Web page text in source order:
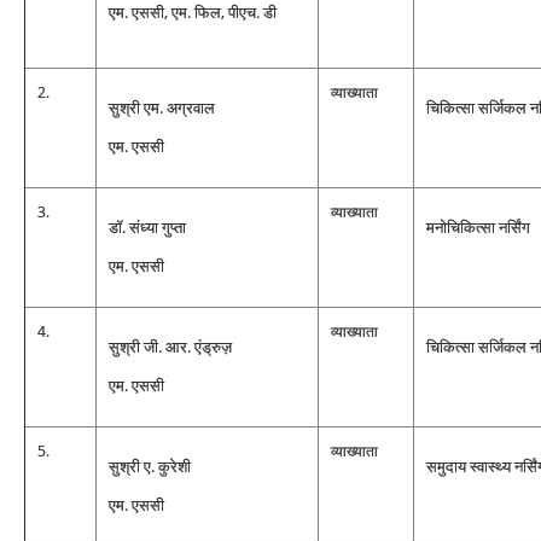
एम. एससी, एम. फिल, पीएच. डी
2.
सुश्री एम. अग्रवाल
एम. एससी
व्‍याख्‍याता
चिकित्‍सा सर्जिकल
3.
डॉ. संध्‍या गुप्‍ता
एम. एससी
व्‍याख्‍याता
मनोचिकित्‍सा नर्सिंग
4.
सुश्री जी. आर. एंड्रुज़
एम. एससी
व्‍याख्‍याता
चिकित्‍सा सर्जिकल
5.
सुश्री ए. कुरेशी
एम. एससी
व्‍याख्‍याता
समुदाय स्‍वास्‍थ्‍य